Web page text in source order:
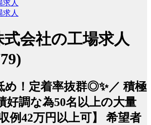
人
求人
会社の工場求人
め！定着率抜群◎✨／ 積極
調な為50名以上の大量
例42万円以上可】 希望者